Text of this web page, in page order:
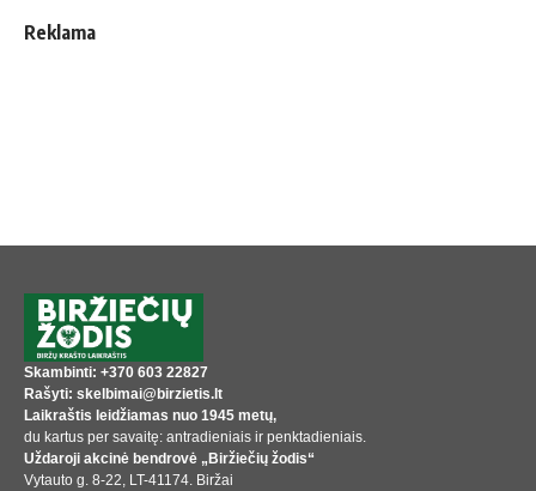
Reklama
Skambinti: +370 603 22827
Rašyti: skelbimai@birzietis.lt
Laikraštis leidžiamas nuo 1945 metų,
du kartus per savaitę: antradieniais ir penktadieniais.
Uždaroji akcinė bendrovė „Biržiečių žodis“
Vytauto g. 8-22, LT-41174. Biržai